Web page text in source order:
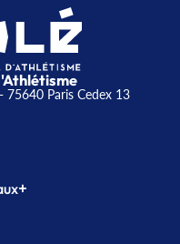
75640 Paris Cedex 13
+